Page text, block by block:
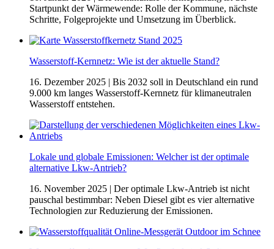
Startpunkt der Wärmewende: Rolle der Kommune, nächste
Schritte, Folgeprojekte und Umsetzung im Überblick.
Wasserstoff-Kernnetz: Wie ist der aktuelle Stand?
16. Dezember 2025 | Bis 2032 soll in Deutschland ein rund
9.000 km langes Wasserstoff-Kernnetz für klimaneutralen
Wasserstoff entstehen.
Lokale und globale Emissionen: Welcher ist der optimale
alternative Lkw-Antrieb?
16. November 2025 | Der optimale Lkw-Antrieb ist nicht
pauschal bestimmbar: Neben Diesel gibt es vier alternative
Technologien zur Reduzierung der Emissionen.